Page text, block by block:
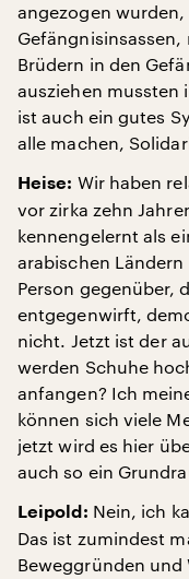
angezogen
Brüdern in den
ausziehen mussten
ist auch ein gutes
alle machen,
Heise: Wir haben
vor zirka zehn
kennengelernt als
arabischen
Person gegenüber,
entgegenwirft,
nicht. Jetzt ist der
werden Schuhe
anfangen? Ich
können sich viele
jetzt wird es hier
auch so ein
Leipold: Nein, ich
Das ist zumindest
Beweggründen und